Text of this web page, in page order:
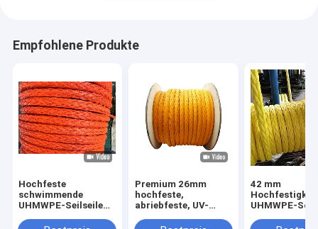
Empfohlene Produkte
Hochfeste
schwimmende
UHMWPE-Seilseile
geringer Dehnung
Premium 26mm
hochfeste,
abriebfeste, UV-
litzige UHMWPE-
42 mm
UHMWPE-
für